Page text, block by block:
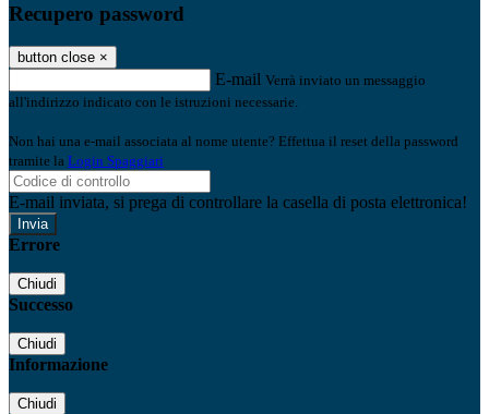
Recupero password
button close ×
E-mail Verrà inviato un messaggio
all'indirizzo indicato con le istruzioni necessarie.
Non hai una e-mail associata al nome utente? Effettua il reset della password
tramite la Login Spaggiari
E-mail inviata, si prega di controllare la casella di posta elettronica!
Errore
Chiudi
Successo
Chiudi
Informazione
Chiudi